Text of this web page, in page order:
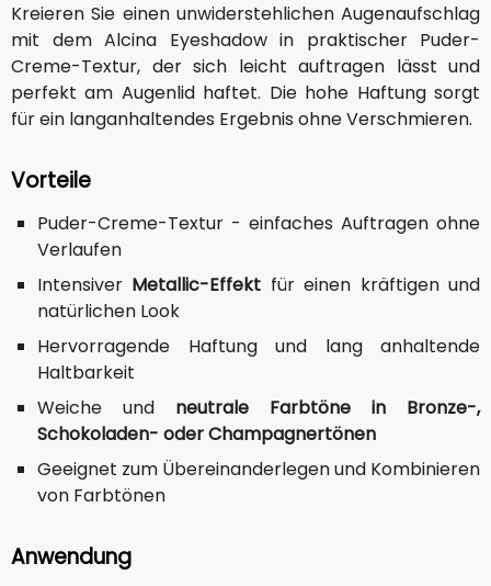
Kreieren Sie einen unwiderstehlichen Augenaufschlag
mit dem Alcina Eyeshadow in praktischer Puder-
Creme-Textur, der sich leicht auftragen lässt und
perfekt am Augenlid haftet. Die hohe Haftung sorgt
für ein langanhaltendes Ergebnis ohne Verschmieren.
Vorteile
Puder-Creme-Textur - einfaches Auftragen ohne
Verlaufen
Intensiver Metallic-Effekt für einen kräftigen und
natürlichen Look
Hervorragende Haftung und lang anhaltende
Haltbarkeit
Weiche und neutrale Farbtöne in Bronze-,
Schokoladen- oder Champagnertönen
Geeignet zum Übereinanderlegen und Kombinieren
von Farbtönen
Anwendung